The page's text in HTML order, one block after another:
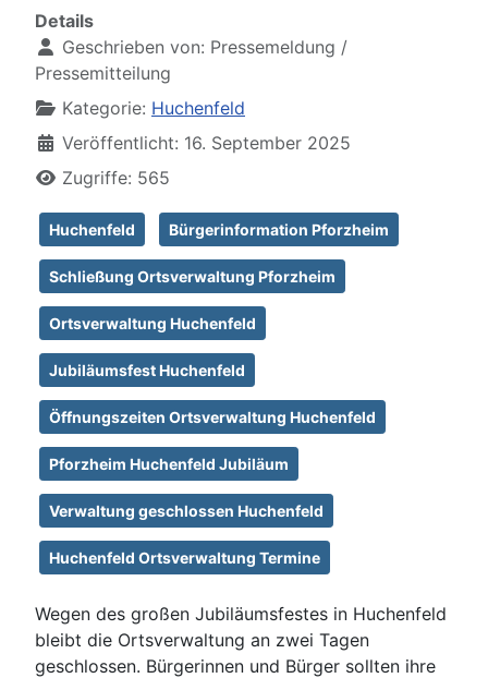
Details
Geschrieben von: Pressemeldung /
Pressemitteilung
Kategorie: Huchenfeld
Veröffentlicht: 16. September 2025
Zugriffe: 565
Huchenfeld Bürgerinformation Pforzheim
Schließung Ortsverwaltung Pforzheim
Ortsverwaltung Huchenfeld
Jubiläumsfest Huchenfeld
Öffnungszeiten Ortsverwaltung Huchenfeld
Pforzheim Huchenfeld Jubiläum
Verwaltung geschlossen Huchenfeld
Huchenfeld Ortsverwaltung Termine
Wegen des großen Jubiläumsfestes in Huchenfeld
bleibt die Ortsverwaltung an zwei Tagen
geschlossen. Bürgerinnen und Bürger sollten ihre